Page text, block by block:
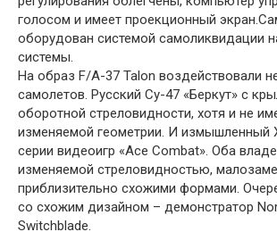
голосом и имеет проекционный
оборудован системой самоликвидации
системы.
На образ F/A-37 Talon воздействовали
самолетов. Русский Су-47 «Беркут» с
оборотной стреловидности, хотя и не
изменяемой геометрии. И измышленный
серии видеоигр «Ace Combat». Оба
изменяемой стреловидностью,
приблизительно схожими формами.
со схожим дизайном – демонстратор
Switchblade.